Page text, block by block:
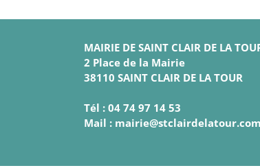
MAIRIE DE SAINT CLAIR DE LA
2 Place de la Mairie
38110 SAINT CLAIR DE LA TOUR
Tél : 04 74 97 14 53
Mail : mairie@stclairdelatour.com